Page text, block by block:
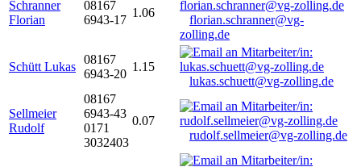
Schranner
Florian
08167
6943-17
1.06
florian.schranner@vg-
zolling.de
Schütt Lukas
08167
6943-20
1.15
lukas.schuett@vg-zolling.de
Sellmeier
Rudolf
08167
6943-43
0171
3032403
0.07
rudolf.sellmeier@vg-zolling.de